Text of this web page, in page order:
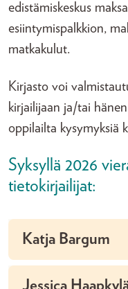
edistämiskeskus
esiintymispalkkion,
matkakulut.
Kirjasto voi
kirjailijaan ja/tai
oppilailta kysymyksiä
Syksyllä 2026
tietokirjailijat:
Katja Bargum